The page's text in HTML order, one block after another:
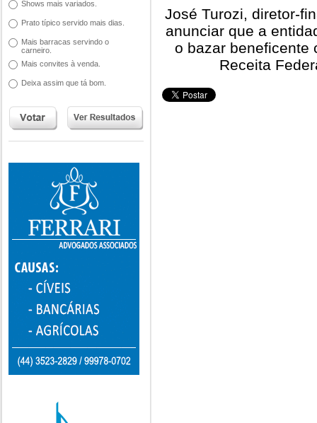
Shows mais variados.
Prato típico servido mais dias.
Mais barracas servindo o
carneiro.
Mais convites à venda.
Deixa assim que tá bom.
José Turozi, diretor-
anunciar que a
o bazar beneficente
Receita